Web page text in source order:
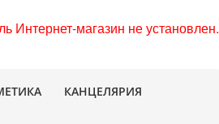
Интернет-магазин не установлен.
КАНЦЕЛЯРИЯ